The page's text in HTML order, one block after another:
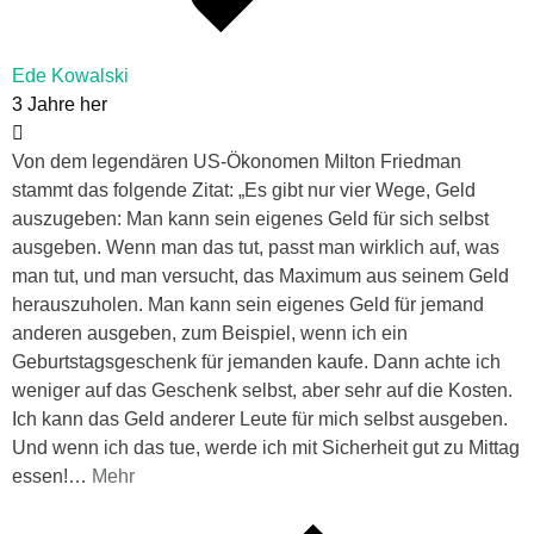
Ede Kowalski
3 Jahre her
Von dem legendären US-Ökonomen Milton Friedman
stammt das folgende Zitat: „Es gibt nur vier Wege, Geld
auszugeben: Man kann sein eigenes Geld für sich selbst
ausgeben. Wenn man das tut, passt man wirklich auf, was
man tut, und man versucht, das Maximum aus seinem Geld
herauszuholen. Man kann sein eigenes Geld für jemand
anderen ausgeben, zum Beispiel, wenn ich ein
Geburtstagsgeschenk für jemanden kaufe. Dann achte ich
weniger auf das Geschenk selbst, aber sehr auf die Kosten.
Ich kann das Geld anderer Leute für mich selbst ausgeben.
Und wenn ich das tue, werde ich mit Sicherheit gut zu Mittag
essen!… Mehr